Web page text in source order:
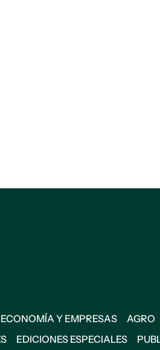
ECONOMÍA Y EMPRESAS AGRO
EDICIONES ESPECIALES